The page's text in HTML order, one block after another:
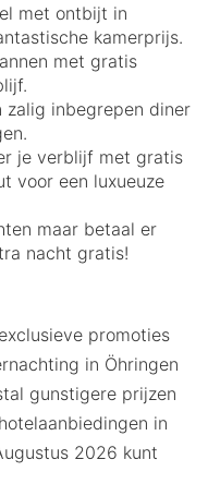
met ontbijt in
kamerprijs.
met gratis
zalig inbegrepen diner
je verblijf met gratis
voor een luxueuze
maar betaal er
nacht gratis!
promoties
in Öhringen
gunstigere prijzen
in
2026 kunt